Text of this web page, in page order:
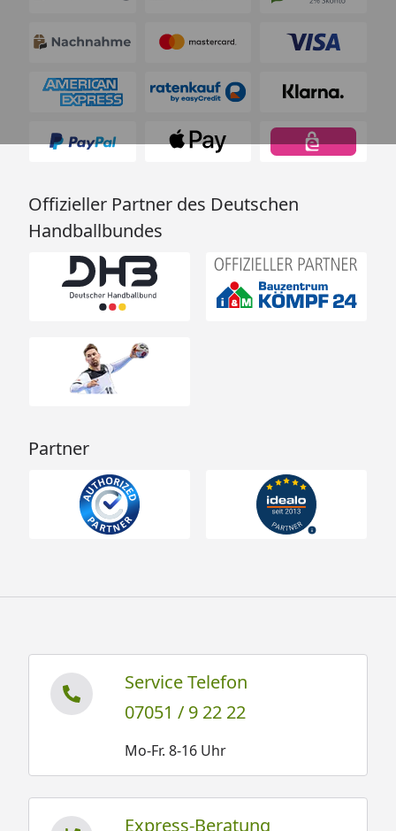
Offizieller Partner des Deutschen
Handballbundes
Partner
Service Telefon
07051 / 9 22 22
Mo-Fr. 8-16 Uhr
Express-Beratung